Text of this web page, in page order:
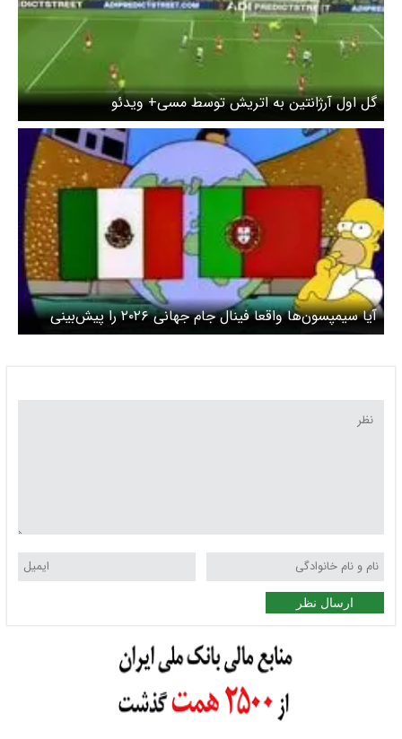
گل اول آرژانتین به اتریش توسط مسی+ ویدئو
آیا سیمپسون‌ها واقعا فینال جام جهانی ۲۰۲۶ را پیش‌بینی
کرده بودند؟
ارسال نظر